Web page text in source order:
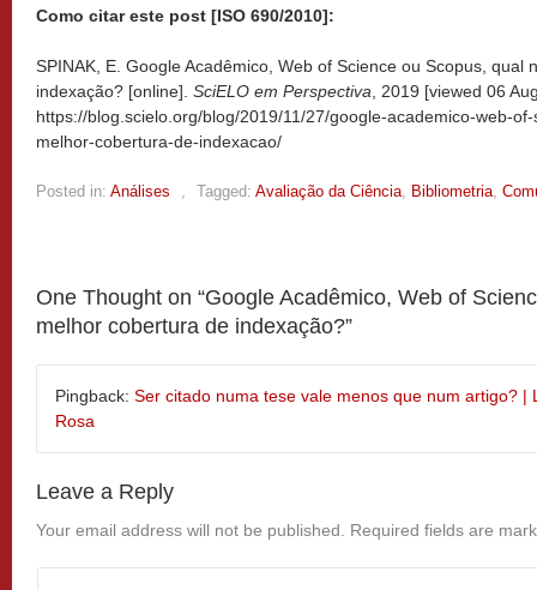
Como citar este post [ISO 690/2010]:
SPINAK, E. Google Acadêmico, Web of Science ou Scopus, qual
indexação? [online]. SciELO em Perspectiva , 2019 [viewed 06
https://blog.scielo.org/blog/2019/11/27/google-academico-web-
melhor-cobertura-de-indexacao/
Posted in: Análises Tagged: Avaliação da Ciência Bibliometria
One Thought on “Google Acadêmico, Web of
melhor cobertura de indexação?”
Pingback: Ser citado numa tese vale menos que num artigo? |
Rosa
Leave a Reply
Your email address will not be published. Required fields are